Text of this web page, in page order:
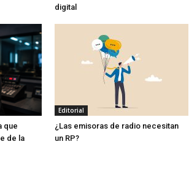
digital
que
de la
Editorial
¿Las emisoras de radio necesitan
un RP?